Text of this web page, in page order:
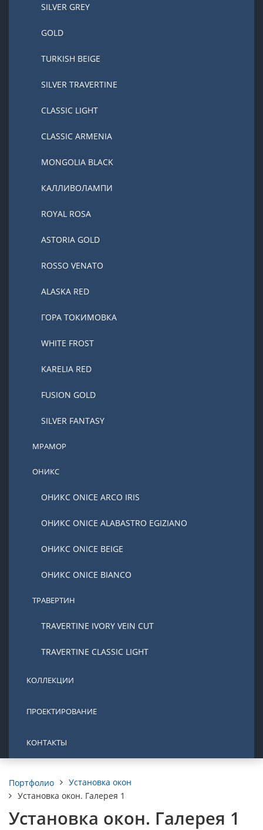
SILVER GREY
GOLD
TURKISH BEIGE
SILVER TRAVERTINE
CLASSIC LIGHT
CLASSIC ARMENIA
MONGOLIA BLACK
КАЛЛИВОЛАМПИ
ROYAL ROSA
ASTORIA GOLD
ROSSO VENATO
ALASKA RED
ГОРА ТОКИМОВКА
WHITE FROST
KARELIA RED
FUSION GOLD
SILVER FANTASY
МРАМОР
ОНИКС
ОНИКС ONICE ARCO IRIS
ОНИКС ONICE ALABASTRO EGIZIANO
ОНИКС ONICE BEIGE
ОНИКС ONICE BIANCO
ТРАВЕРТИН
TRAVERTINE IVORY VEIN CUT
TRAVERTINE CLASSIC LIGHT
КОЛЛЕКЦИИ
ПРОЕКТИРОВАНИЕ
КОНТАКТЫ
Портфолио
Установка окон
Установка окон. Галерея 1
Установка окон. Галерея 1